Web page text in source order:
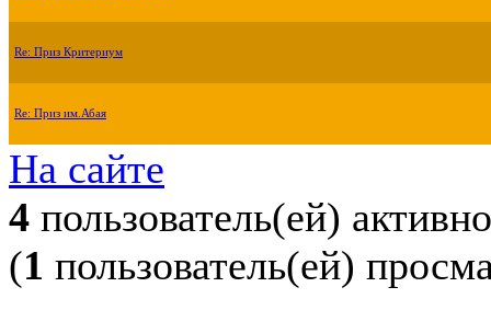
Re: Приз Критериум
Re: Приз им.Абая
На сайте
4 пользователь(ей) активно
(1 пользователь(ей)